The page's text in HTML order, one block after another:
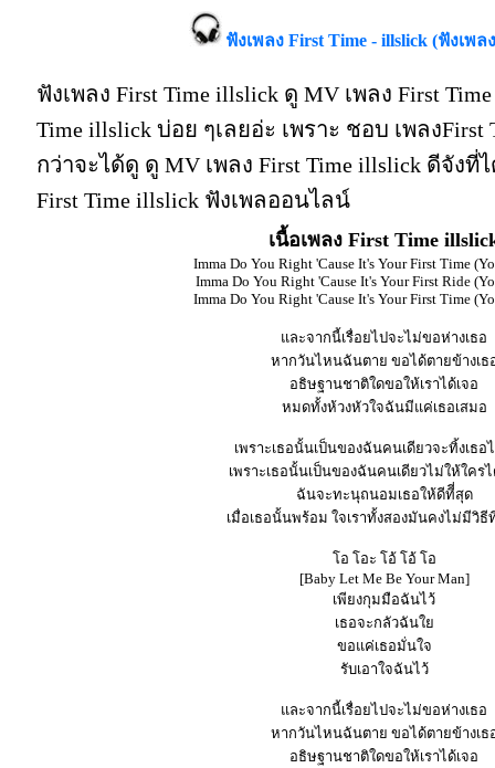
ฟังเพลง First Time - illslick (ฟังเพล
ฟังเพลง First Time illslick ดู MV เพลง First
Time illslick บ่อย ๆเลยอ่ะ เพราะ ชอบ เพลง
กว่าจะได้ดู ดู MV เพลง First Time illslick ดีจังที่
First Time illslick ฟังเพลออนไลน์
เนื้อเพลง First Time
Imma Do You Right 'Cause It's Your First Time
Imma Do You Right 'Cause It's Your First Ride
Imma Do You Right 'Cause It's Your First Time
และจากนี้เรื่อยไปจะไม่ขอห่างเธอ
หากวันไหนฉันตาย ขอได้ตายข้างเธ
อธิษฐานชาติใดขอให้เราได้เจอ
หมดทั้งห้วงหัวใจฉันมีแค่เธอเสมอ
เพราะเธอนั้นเป็นของฉันคนเดียวจะทิ้งเธอ
เพราะเธอนั้นเป็นของฉันคนเดียวไม่ให้ใครไ
ฉันจะทะนุถนอมเธอให้ดีทีี่สุด
เมื่อเธอนั้นพร้อม ใจเราทั้งสองมันคงไม่มีวิ
โอ โอะ โอ้ โอ้ โอ
[Baby Let Me Be Your Man]
เพียงกุมมือฉันไว้
เธอจะกลัวฉันใย
ขอแค่เธอมั่นใจ
รับเอาใจฉันไว้
และจากนี้เรื่อยไปจะไม่ขอห่างเธอ
หากวันไหนฉันตาย ขอได้ตายข้างเธ
อธิษฐานชาติใดขอให้เราได้เจอ